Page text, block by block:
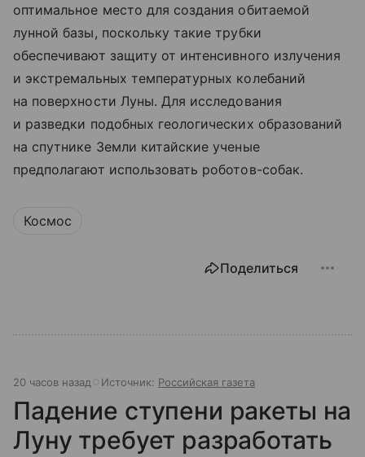
оптимальное место для создания обитаемой
лунной базы, поскольку такие трубки
обеспечивают защиту от интенсивного излучения
и экстремальных температурных колебаний
на поверхности Луны. Для исследования
и разведки подобных геологических образований
на спутнике Земли китайские ученые
предполагают использовать роботов-собак.
Космос
Поделиться
20 часов назад Источник: Российская газета
Падение ступени ракеты на
Луну требует разработать